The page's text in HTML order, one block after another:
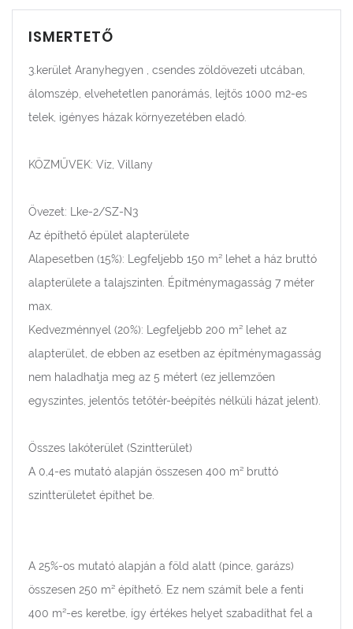
ISMERTETŐ
3.kerület Aranyhegyen , csendes zöldövezeti utcában,
álomszép, elvehetetlen panorámás, lejtős 1000 m2-es
telek, igényes házak környezetében eladó.
KÖZMŰVEK: Víz, Villany
Övezet: Lke-2/SZ-N3
Az építhető épület alapterülete
Alapesetben (15%): Legfeljebb 150 m² lehet a ház bruttó
alapterülete a talajszinten. Építménymagasság 7 méter
max.
Kedvezménnyel (20%): Legfeljebb 200 m² lehet az
alapterület, de ebben az esetben az építménymagasság
nem haladhatja meg az 5 métert (ez jellemzően
egyszintes, jelentős tetőtér-beépítés nélküli házat jelent).
Összes lakóterület (Szintterület)
A 0,4-es mutató alapján összesen 400 m² bruttó
szintterületet építhet be.
A 25%-os mutató alapján a föld alatt (pince, garázs)
összesen 250 m² építhető. Ez nem számít bele a fenti
400 m²-es keretbe, így értékes helyet szabadíthat fel a